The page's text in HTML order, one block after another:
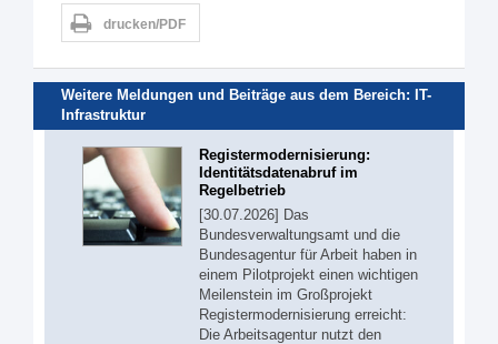
drucken/PDF
Weitere Meldungen und Beiträge aus dem Bereich: IT-
Infrastruktur
Registermodernisierung:
Identitätsdatenabruf im
Regelbetrieb
[30.07.2026] Das
Bundesverwaltungsamt und die
Bundesagentur für Arbeit haben in
einem Pilotprojekt einen wichtigen
Meilenstein im Großprojekt
Registermodernisierung erreicht:
Die Arbeitsagentur nutzt den